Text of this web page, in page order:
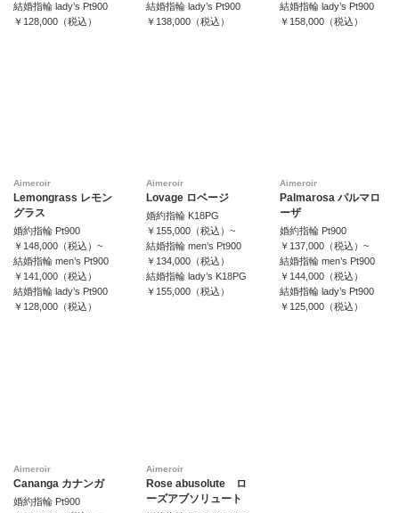
結婚指輪 lady’s Pt900
￥128,000（税込）
結婚指輪 lady’s Pt900
￥138,000（税込）
結婚指輪 lady’s Pt900
￥158,000（税込）
Aimeroir
Lemongrass レモン
グラス
婚約指輪 Pt900
￥148,000（税込）~
結婚指輪 men’s Pt900
￥141,000（税込）
結婚指輪 lady’s Pt900
￥128,000（税込）
Aimeroir
Lovage ロベージ
婚約指輪 K18PG
￥155,000（税込）~
結婚指輪 men’s Pt900
￥134,000（税込）
結婚指輪 lady’s K18PG
￥155,000（税込）
Aimeroir
Palmarosa パルマロ
ーザ
婚約指輪 Pt900
￥137,000（税込）~
結婚指輪 men’s Pt900
￥144,000（税込）
結婚指輪 lady’s Pt900
￥125,000（税込）
Aimeroir
Cananga カナンガ
婚約指輪 Pt900
Aimeroir
Rose abusolute ロ
ーズアブソリュート